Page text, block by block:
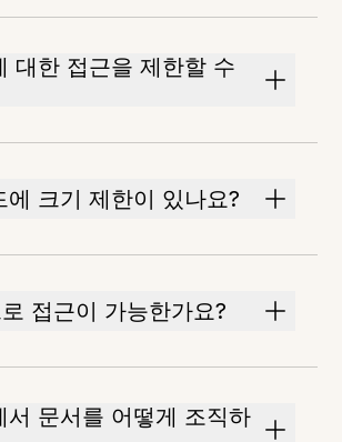
대한 접근을 제한할 수
에 크기 제한이 있나요?
접근이 가능한가요?
서 문서를 어떻게 조직하